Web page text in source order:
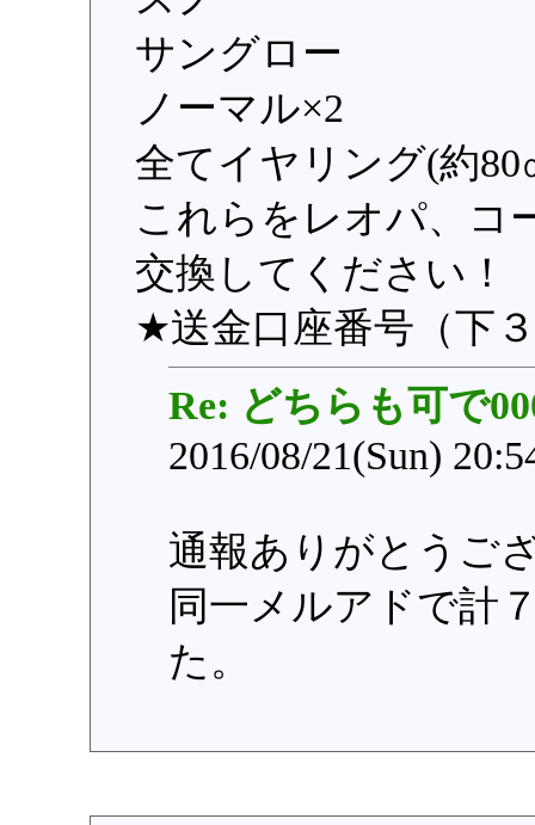
サングロー
ノーマル×2
全てイヤリング(約
これらをレオパ、コ
交換してください！
★送金口座番号（下
Re: どちらも可で
2016/08/21(Sun)
通報ありがとうご
同一メルアドで計
た。